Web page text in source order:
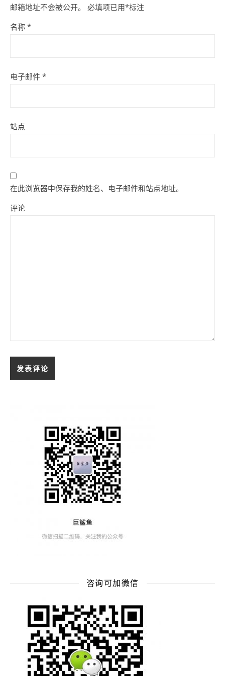
邮箱地址不会被公开。 必填项已用*标注
名称 *
电子邮件 *
站点
在此浏览器中保存我的姓名、电子邮件和站点地址。
评论
咨询可加微信